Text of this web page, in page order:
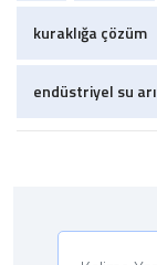
kuraklığa çözüm
endüstriyel su